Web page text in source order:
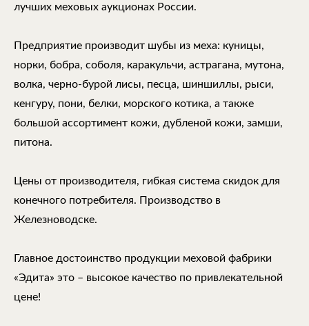
лучших меховых аукционах России.
Предприятие производит шубы из меха: куницы,
норки, бобра, соболя, каракульчи, астрагана, мутона,
волка, черно-бурой лисы, песца, шиншиллы, рыси,
кенгуру, пони, белки, морского котика, а также
большой ассортимент кожи, дубленой кожи, замши,
питона.
Цены от производителя, гибкая система скидок для
конечного потребителя. Производство в
Железноводске.
Главное достоинство продукции меховой фабрики
«Эдита» это – высокое качество по привлекательной
цене!